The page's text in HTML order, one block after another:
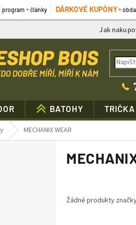
program články DÁRKOVÉ KUPÓNY
Jak
BATOHY TRIČKA
MECHANIX WEAR
Žádné produkty